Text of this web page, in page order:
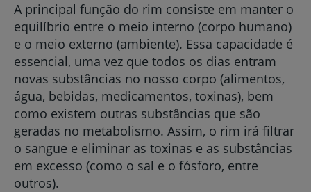
A principal função do rim consiste em manter o
equilíbrio entre o meio interno (corpo humano)
e o meio externo (ambiente). Essa capacidade é
essencial, uma vez que todos os dias entram
novas substâncias no nosso corpo (alimentos,
água, bebidas, medicamentos, toxinas), bem
como existem outras substâncias que são
geradas no metabolismo. Assim, o rim irá filtrar
o sangue e eliminar as toxinas e as substâncias
em excesso (como o sal e o fósforo, entre
outros).